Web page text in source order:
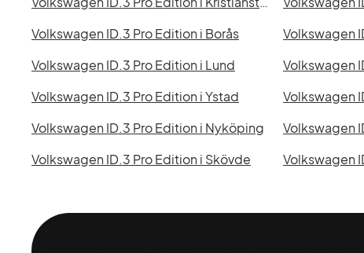
Volkswagen ID.3 Pro Edition i Borås
Volkswagen ID.3 Pro Edition i Lund
Volkswagen
Volkswagen ID.3 Pro Edition i Ystad
Volkswagen
Volkswagen ID.3 Pro Edition i Nyköping
Volkswagen ID.3 Pro Edition i Skövde
Volkswagen